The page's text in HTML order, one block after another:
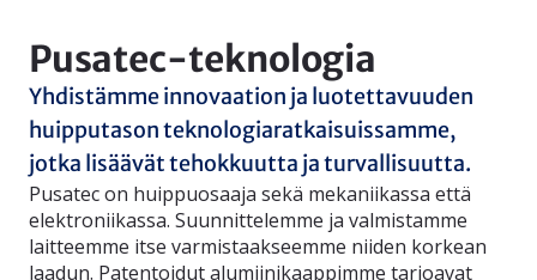
Pusatec-teknologia
Yhdistämme innovaation ja luotettavuuden
huipputason teknologiaratkaisuissamme,
jotka lisäävät tehokkuutta ja turvallisuutta.
Pusatec on huippuosaaja sekä mekaniikassa että
elektroniikassa. Suunnittelemme ja valmistamme
laitteemme itse varmistaakseemme niiden korkean
laadun. Patentoidut alumiinikaappimme tarjoavat